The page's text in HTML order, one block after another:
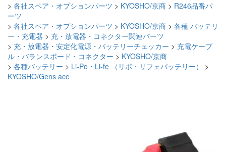
> 各社スペア・オプションパーツ > KYOSHO/京商 > R246品番パ
ーツ
> 各社スペア・オプションパーツ > KYOSHO/京商 > 各種 バッテリ
ー・充電器 > 充・放電器・コネクター関連パーツ
> 充・放電器・安定化電源・バッテリーチェッカー > 充電ケーブ
ル・バランスボード・コネクター > KYOSHO/京商
> 各種バッテリー > Li-Po・Li-fe （リポ・リフェバッテリー）
>
KYOSHO/Gens ace